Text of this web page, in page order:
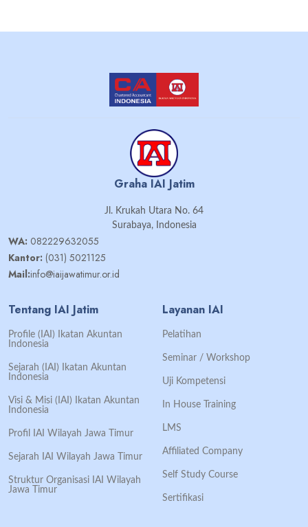
Graha IAI Jatim
Jl. Krukah Utara No. 64
Surabaya, Indonesia
WA: 082229632055
Kantor: (031) 5021125
Mail:info@iaijawatimur.or.id
Tentang IAI Jatim
Profile (IAI) Ikatan Akuntan
Indonesia
Sejarah (IAI) Ikatan Akuntan
Indonesia
Visi & Misi (IAI) Ikatan Akuntan
Indonesia
Profil IAI Wilayah Jawa Timur
Sejarah IAI Wilayah Jawa Timur
Struktur Organisasi IAI Wilayah
Jawa Timur
Layanan IAI
Pelatihan
Seminar / Workshop
Uji Kompetensi
In House Training
LMS
Affiliated Company
Self Study Course
Sertifikasi